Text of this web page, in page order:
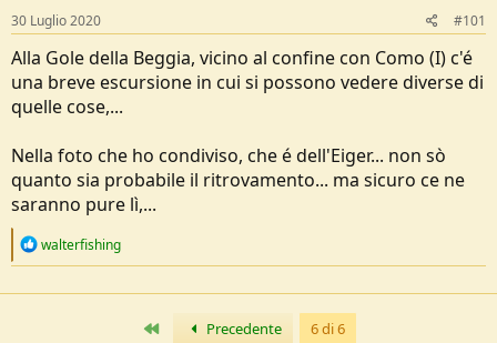
s
c
u
s
s
i
n
o
30 Luglio 2020 #101
Alla Gole della Beggia, vicino al confine con Como (I) c'é
una breve escursione in cui si possono vedere diverse di
quelle cose,...
Nella foto che ho condiviso, che é dell'Eiger... non sò
quanto sia probabile il ritrovamento... ma sicuro ce ne
saranno pure lì,...
R
c
walterfishing
Primo Precedente 6 di 6